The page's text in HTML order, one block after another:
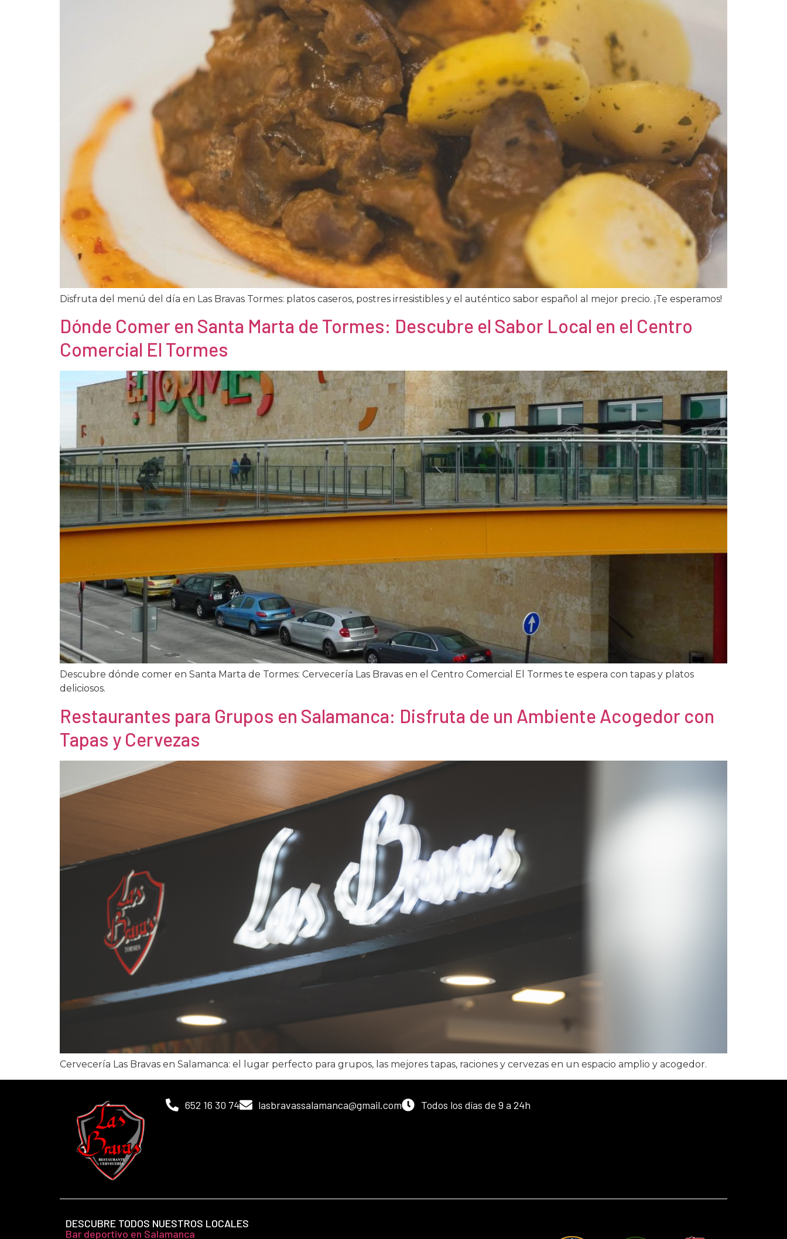
Disfruta del menú del día en Las Bravas Tormes: platos caseros, postres irresistibles y el auténtico sabor español al mejor precio. ¡Te esperamos!
Dónde Comer en Santa Marta de Tormes: Descubre el Sabor Local en el Centro
Comercial El Tormes
Descubre dónde comer en Santa Marta de Tormes: Cervecería Las Bravas en el Centro Comercial El Tormes te espera con tapas y platos
deliciosos.
Restaurantes para Grupos en Salamanca: Disfruta de un Ambiente Acogedor con
Tapas y Cervezas
Cervecería Las Bravas en Salamanca: el lugar perfecto para grupos, las mejores tapas, raciones y cervezas en un espacio amplio y acogedor.
652 16 30 74 lasbravassalamanca@gmail.com Todos los días de 9 a 24h
DESCUBRE TODOS NUESTROS LOCALES
Bar deportivo en Salamanca